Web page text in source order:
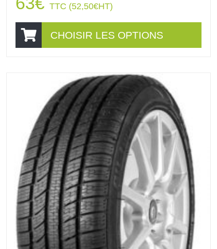
TTC (52,50€HT)
CHOISIR LES OPTIONS